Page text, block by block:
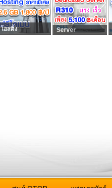
โฮสติ้ง Server